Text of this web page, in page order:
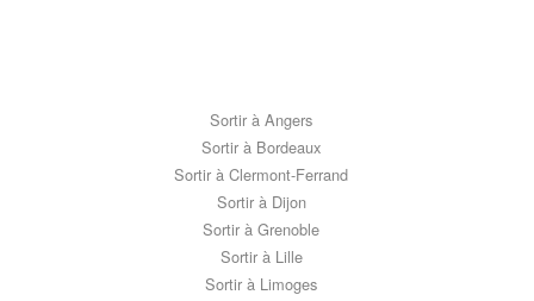
Sortir à Angers
Sortir à Bordeaux
Sortir à Clermont-Ferrand
Sortir à Dijon
Sortir à Grenoble
Sortir à Lille
Sortir à Limoges